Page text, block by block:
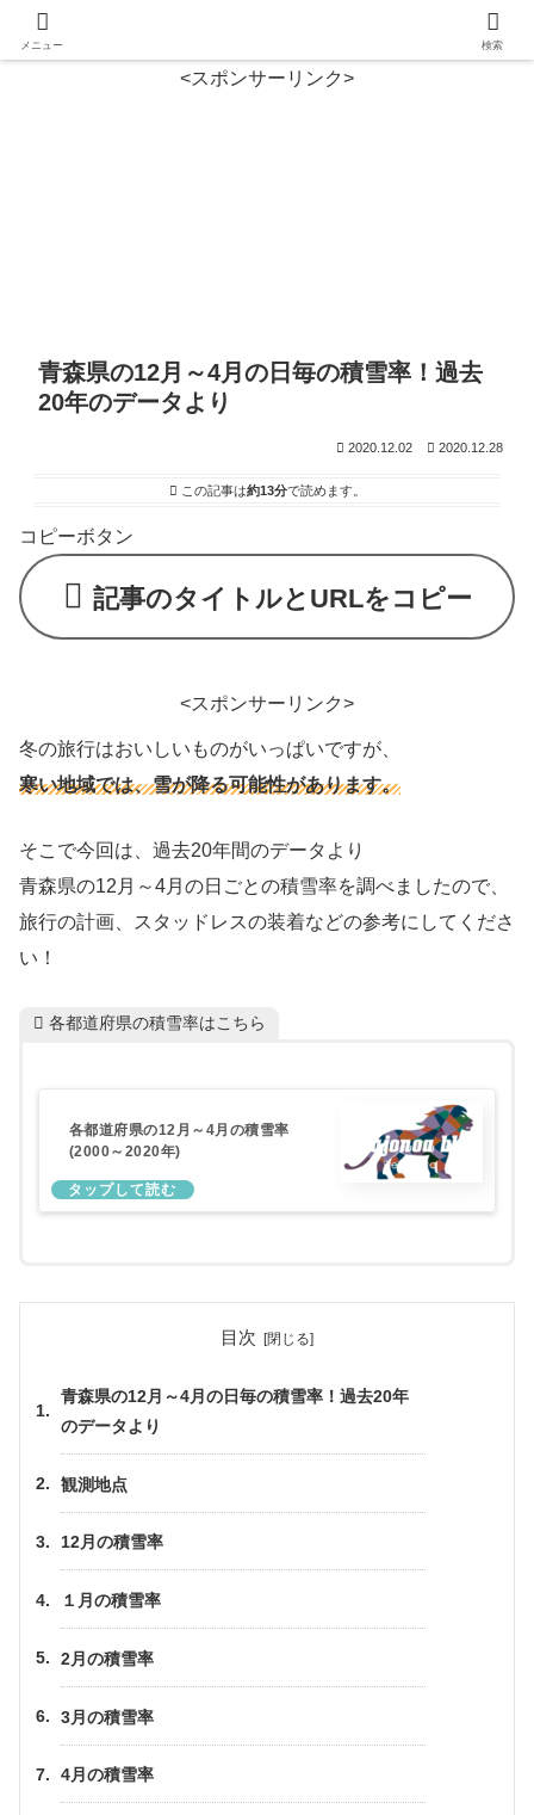
<スポンサーリンク>
青森県の12月～4月の日毎の積雪率！過去
20年のデータより
2020.12.02 2020.12.28
この記事は約13分で読めます。
コピーボタン
記事のタイトルとURLをコピー
<スポンサーリンク>
冬の旅行はおいしいものがいっぱいですが、
寒い地域では、雪が降る可能性があります。
そこで今回は、過去20年間のデータより
青森県の12月～4月の日ごとの積雪率を調べましたので、
旅行の計画、スタッドレスの装着などの参考にしてくださ
い！
各都道府県の積雪率はこちら
各都道府県の12月～4月の積雪率
(2000～2020年)
目次
青森県の12月～4月の日毎の積雪率！過去20年
のデータより
観測地点
12月の積雪率
１月の積雪率
2月の積雪率
3月の積雪率
4月の積雪率
メニュー 検索